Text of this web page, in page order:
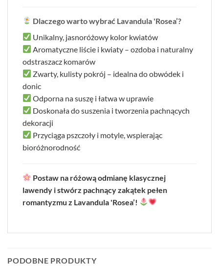
Dlaczego warto wybrać Lavandula 'Rosea’?
Unikalny, jasnoróżowy kolor kwiatów
Aromatyczne liście i kwiaty – ozdoba i naturalny
odstraszacz komarów
Zwarty, kulisty pokrój – idealna do obwódek i
donic
Odporna na suszę i łatwa w uprawie
Doskonała do suszenia i tworzenia pachnących
dekoracji
Przyciąga pszczoły i motyle, wspierając
bioróżnorodność
Postaw na różową odmianę klasycznej
lawendy i stwórz pachnący zakątek pełen
romantyzmu z Lavandula 'Rosea’!
PODOBNE PRODUKTY